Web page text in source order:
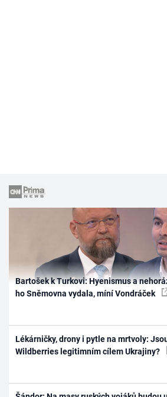
Bartošek k Turkovi: Hyenismus a
ho Sněmovna vydala, míní Vondráček
Lékárničky, drony i pytle na mrtvoly:
Wildberries legitimním cílem Ukrajiny?